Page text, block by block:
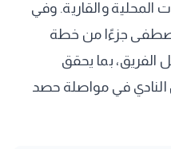
والقارية. وفي
مصطفى جزءًا من خطة
الفريق، بما يحقق
في مواصلة حصد